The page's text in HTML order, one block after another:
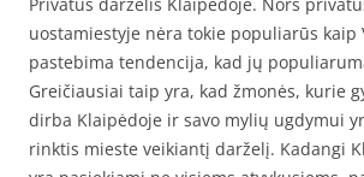
uostamiestyje nėra tokie populiarūs kaip
pastebima tendencija, kad jų
Greičiausiai taip yra, kad žmonės, kurie
dirba Klaipėdoje ir savo mylių ugdymui
rinktis mieste veikiantį darželį. Kadangi